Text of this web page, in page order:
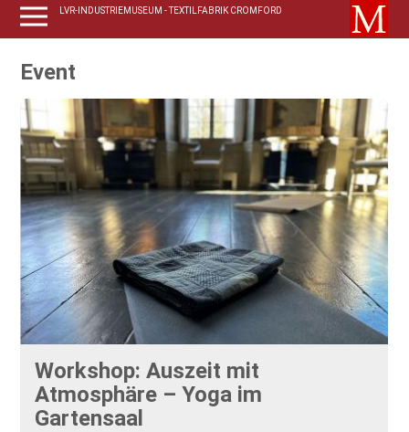
LVR-INDUSTRIEMUSEUM - TEXTILFABRIK CROMFORD
Event
Workshop: Auszeit mit
Atmosphäre – Yoga im
Gartensaal